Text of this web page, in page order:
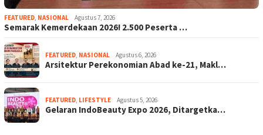
FEATURED, NASIONAL Agustus 7, 2026
Semarak Kemerdekaan 2026! 2.500 Peserta …
FEATURED, NASIONAL Agustus 6, 2026
Arsitektur Perekonomian Abad ke-21, Makl…
FEATURED, LIFESTYLE Agustus 5, 2026
Gelaran IndoBeauty Expo 2026, Ditargetka…